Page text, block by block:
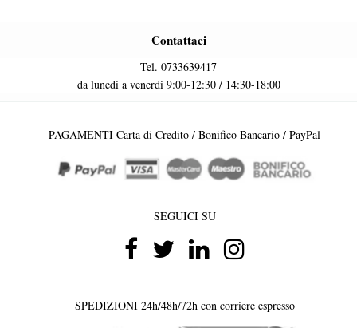
Contattaci
Tel. 0733639417
da lunedi a venerdi 9:00-12:30 / 14:30-18:00
PAGAMENTI Carta di Credito / Bonifico Bancario / PayPal
SEGUICI SU
SPEDIZIONI 24h/48h/72h con corriere espresso